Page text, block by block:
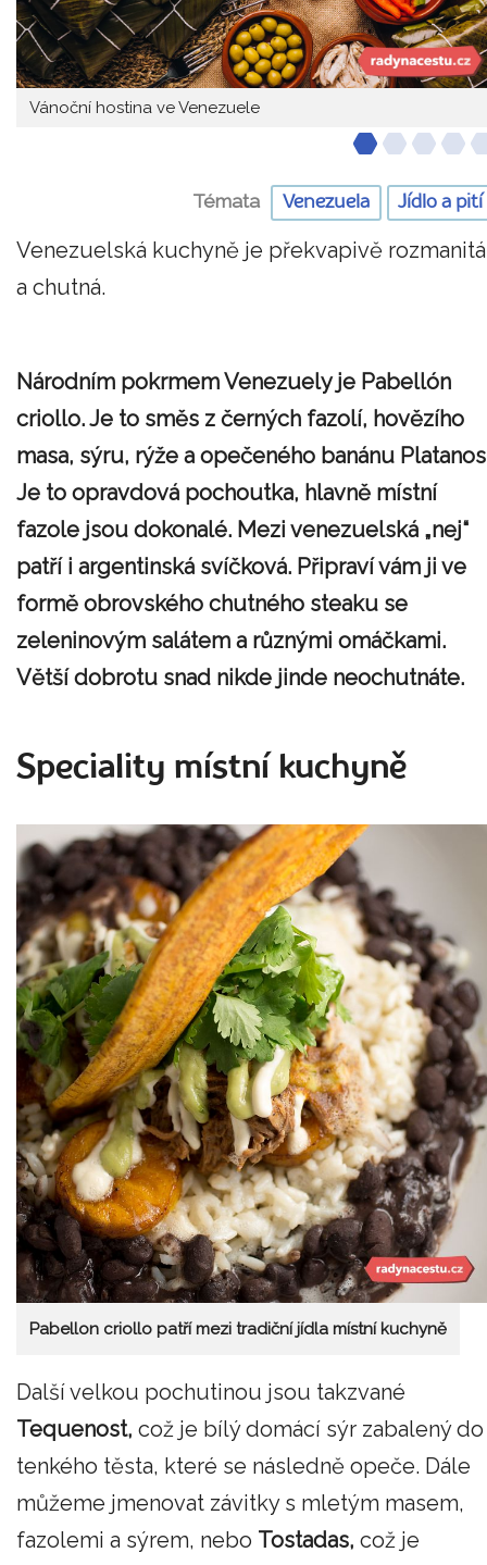
Vánoční hostina ve Venezuele
Témata Venezuela Jídlo a pití
Venezuelská kuchyně je překvapivě rozmanitá
a chutná.
Národním pokrmem Venezuely je Pabellón
criollo. Je to směs z černých fazolí, hovězího
masa, sýru, rýže a opečeného banánu
Je to opravdová pochoutka, hlavně místní
fazole jsou dokonalé. Mezi venezuelská „nej“
patří i argentinská svíčková. Připraví vám ji ve
formě obrovského chutného steaku se
zeleninovým salátem a různými omáčkami.
Větší dobrotu snad nikde jinde neochutnáte.
Speciality místní kuchyně
Pabellon criollo patří mezi tradiční jídla místní kuchyně
Další velkou pochutinou jsou takzvané
Tequenost, což je bílý domácí sýr zabalený do
tenkého těsta, které se následně opeče. Dále
můžeme jmenovat závitky s mletým masem,
fazolemi a sýrem, nebo Tostadas, což je